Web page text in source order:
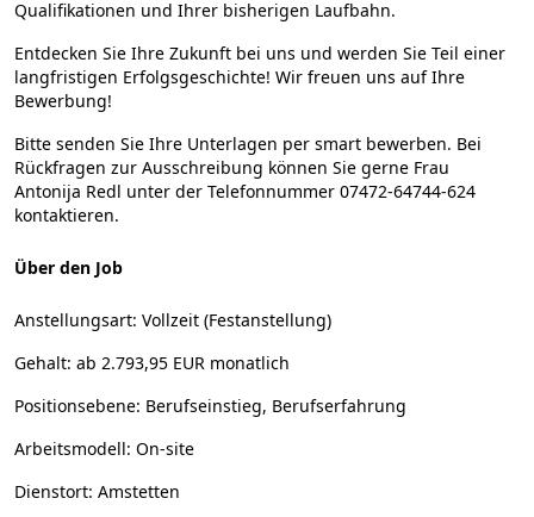
Qualifikationen und Ihrer bisherigen Laufbahn.
Entdecken Sie Ihre Zukunft bei uns und werden Sie Teil einer
langfristigen Erfolgsgeschichte! Wir freuen uns auf Ihre
Bewerbung!
Bitte senden Sie Ihre Unterlagen per smart bewerben. Bei
Rückfragen zur Ausschreibung können Sie gerne Frau
Antonija Redl unter der Telefonnummer 07472-64744-624
kontaktieren.
Über den Job
Anstellungsart: Vollzeit (Festanstellung)
Gehalt: ab 2.793,95 EUR monatlich
Positionsebene: Berufseinstieg, Berufserfahrung
Arbeitsmodell: On-site
Dienstort: Amstetten